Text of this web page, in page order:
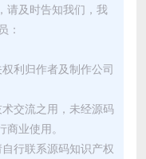
请及时告知我们，我
：
利归作者及制作公司
交流之用，未经源码
业使用。
行联系源码知识产权